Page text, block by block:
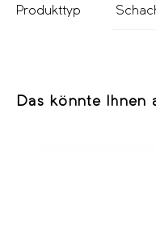
Produkttyp
Das könnte Ihnen